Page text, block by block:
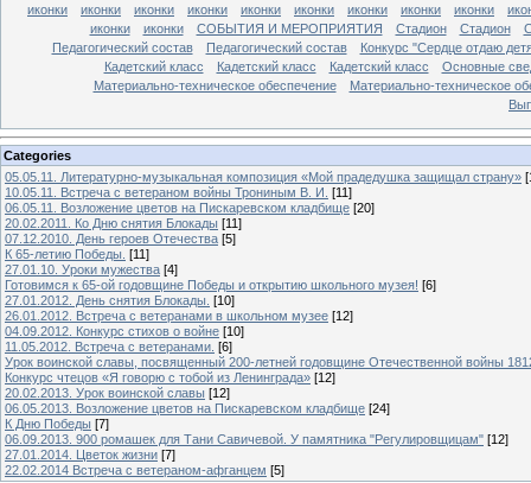
иконки
иконки иконки иконки иконки иконки иконки иконки иконки
иконки
иконки СОБЫТИЯ И МЕРОПРИЯТИЯ Стадион Стадион
Педагогический состав
Педагогический состав
Конкурс "Сердце отдаю
Кадетский класс
Кадетский класс Кадетский класс
Основные
Материально-техническое обеспечение
Материально-техническое
Categories
05.05.11. Литературно-музыкальная композиция «Мой прадедушка защищал страну»
10.05.11. Встреча с ветераном войны Трониным В. И. [11]
06.05.11. Возложение цветов на Пискаревском кладбище [20]
20.02.2011. Ко Дню снятия Блокады [11]
07.12.2010. День героев Отечества [5]
К 65-летию Победы. [11]
27.01.10. Уроки мужества [4]
Готовимся к 65-ой годовщине Победы и открытию школьного музея! [6]
27.01.2012. День снятия Блокады. [10]
26.01.2012. Встреча с ветеранами в школьном музее [12]
04.09.2012. Конкурс стихов о войне [10]
11.05.2012. Встреча с ветеранами. [6]
Урок воинской славы, посвященный 200-летней годовщине Отечественной войны
Конкурс чтецов «Я говорю с тобой из Ленинграда» [12]
20.02.2013. Урок воинской славы [12]
06.05.2013. Возложение цветов на Пискаревском кладбище [24]
К Дню Победы [7]
06.09.2013. 900 ромашек для Тани Савичевой. У памятника "Регулировщицам" [12]
27.01.2014. Цветок жизни [7]
22.02.2014 Встреча с ветераном-афганцем [5]